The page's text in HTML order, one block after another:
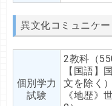
異文化コミュニケ
個別学力
試験
2教科（
【国語】
文を除く
《地歴》